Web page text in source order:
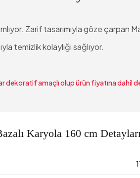
Zarif tasarımıyla göze çarpan
temizlik kolaylığı sağlıyor.
dekoratif amaçlı olup ürün fiyatına dahil
Karyola 160 cm Detayları